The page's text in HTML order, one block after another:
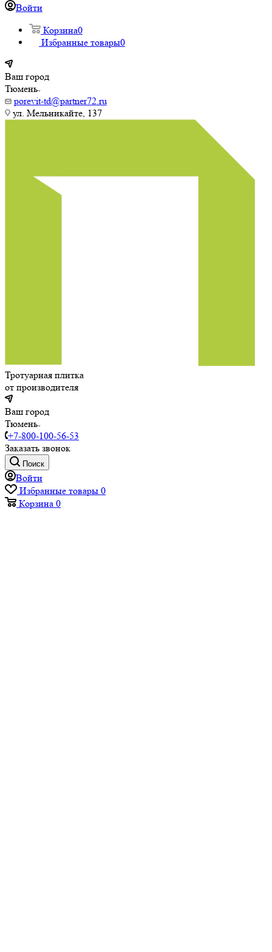
Войти
Корзина0
Избранные товары0
Ваш город
Тюмень
porevit-td@partner72.ru
ул. Мельникайте, 137
Тротуарная плитка
от производителя
Ваш город
Тюмень
+7-800-100-56-53
Заказать звонок
Поиск
Войти
Избранные товары 0
Корзина 0